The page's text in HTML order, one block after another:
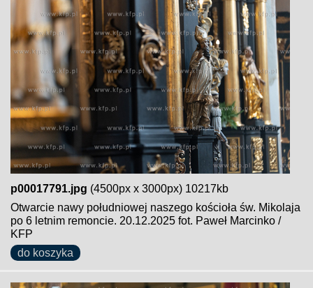
p00017791.jpg (4500px x 3000px) 10217kb
Otwarcie nawy południowej naszego kościoła św. Mikolaja
po 6 letnim remoncie. 20.12.2025 fot. Paweł Marcinko /
KFP
do koszyka